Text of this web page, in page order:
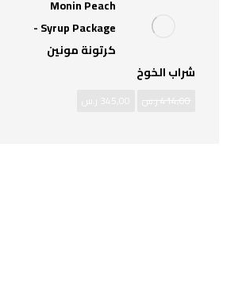
Monin Peach
Syrup Package -
كرتونة مونين
شراب الخوخ
414,00ر.س 345,00 ر.س